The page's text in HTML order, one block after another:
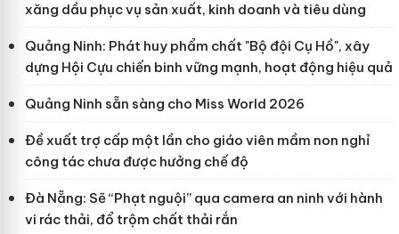
xăng dầu phục vụ sản xuất, kinh doanh và tiêu dùng
Quảng Ninh: Phát huy phẩm chất "Bộ đội Cụ Hồ", xây
dựng Hội Cựu chiến binh vững mạnh, hoạt động hiệu quả
Quảng Ninh sẵn sàng cho Miss World 2026
Đề xuất trợ cấp một lần cho giáo viên mầm non nghỉ
công tác chưa được hưởng chế độ
Đà Nẵng: Sẽ “Phạt nguội” qua camera an ninh với hành
vi rác thải, đổ trộm chất thải rắn